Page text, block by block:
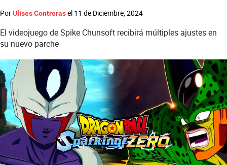
PorUlises Contrerasel 11 de Diciembre, 2024
El videojuego de Spike Chunsoft recibirá múltiples ajustes en
su nuevo parche